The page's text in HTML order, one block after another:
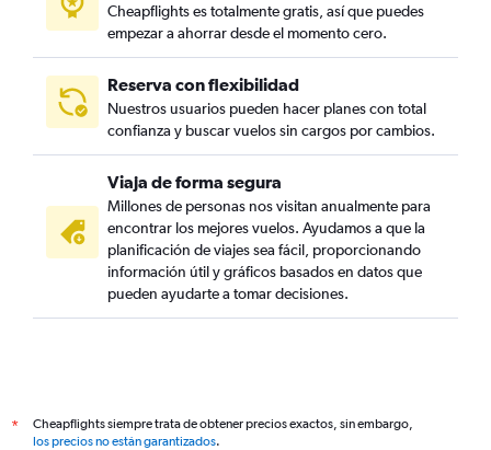
Cheapflights es totalmente gratis, así que puedes
empezar a ahorrar desde el momento cero.
Reserva con flexibilidad
Nuestros usuarios pueden hacer planes con total
confianza y buscar vuelos sin cargos por cambios.
Viaja de forma segura
Millones de personas nos visitan anualmente para
encontrar los mejores vuelos. Ayudamos a que la
planificación de viajes sea fácil, proporcionando
información útil y gráficos basados en datos que
pueden ayudarte a tomar decisiones.
*
Cheapflights siempre trata de obtener precios exactos, sin embargo,
los precios no están garantizados.